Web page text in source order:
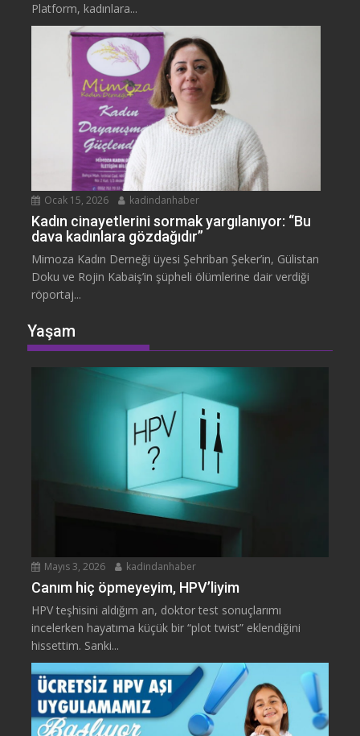
Platform, kadınlara...
Ocak 15, 2026 kadindanhaber
Kadın cinayetlerini sormak yargılanıyor: “Bu
dava kadınlara gözdağıdır”
Mimoza Kadın Derneği üyesi Şehriban Şeker’in, Gülistan
Doku ve Rojin Kabaiş’in şüpheli ölümlerine dair verdiği
röportaj...
Yaşam
Mayıs 3, 2026 kadindanhaber
Canım hiç öpmeyeyim, HPV’liyim
HPV teşhisini aldığım an, doktor test sonuçlarımı
incelerken hayatıma küçük bir “plot twist” eklendiğini
hissettim. Sanki...